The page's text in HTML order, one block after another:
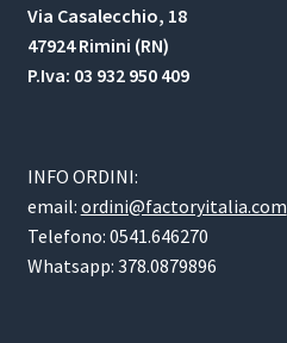
Via Casalecchio, 18
47924 Rimini (RN)
P.Iva: 03 932 950 409
INFO ORDINI:
email: ordini@factoryitalia.com
Telefono: 0541.646270
Whatsapp: 378.0879896